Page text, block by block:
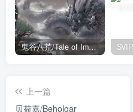
鬼谷八荒/Tale of Immortal v1.2.105.259|角色扮演|容量27.4GB|免安装绿色中文版
上一篇
贝荷嘉/Beholgar